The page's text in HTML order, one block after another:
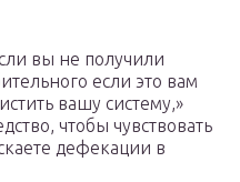
вы не получили
если это вам
вашу систему,»
чтобы чувствовать
дефекации в